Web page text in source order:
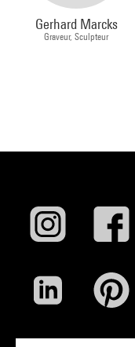
Gerhard Marcks
Graveur, Sculpteur